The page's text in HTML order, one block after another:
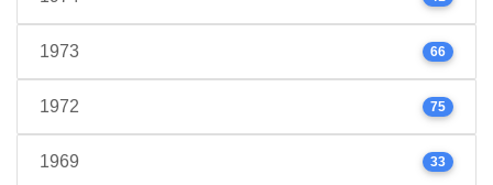
1973 66
1972 75
1969 33